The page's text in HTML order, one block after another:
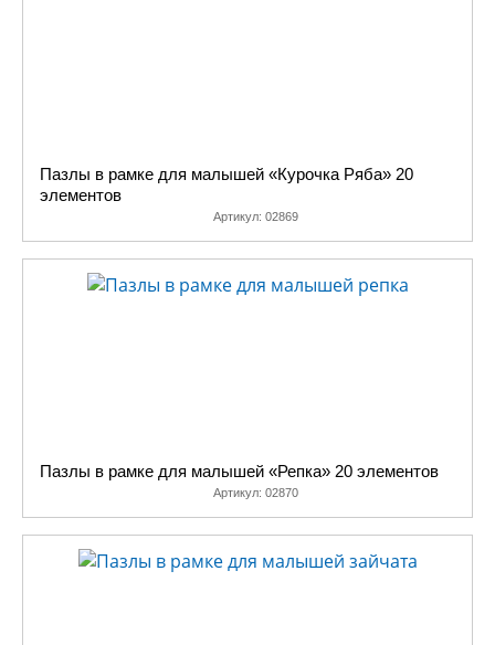
Пазлы в рамке для малышей «Курочка Ряба» 20
элементов
Артикул: 02869
Пазлы в рамке для малышей «Репка» 20 элементов
Артикул: 02870